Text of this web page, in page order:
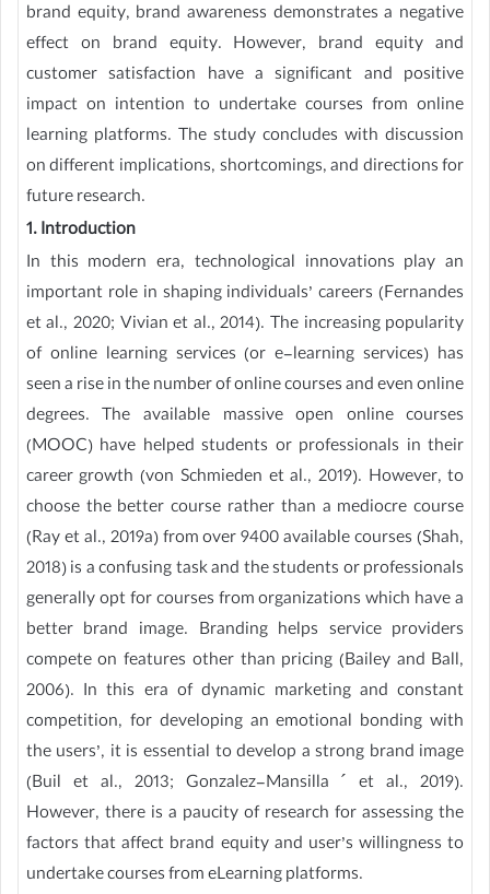
brand equity, brand awareness demonstrates a negative
effect on brand equity. However, brand equity and
customer satisfaction have a significant and positive
impact on intention to undertake courses from online
learning platforms. The study concludes with discussion
on different implications, shortcomings, and directions for
future research.
1. Introduction
In this modern era, technological innovations play an
important role in shaping individuals’ careers (Fernandes
et al., 2020; Vivian et al., 2014). The increasing popularity
of online learning services (or e-learning services) has
seen a rise in the number of online courses and even online
degrees. The available massive open online courses
(MOOC) have helped students or professionals in their
career growth (von Schmieden et al., 2019). However, to
choose the better course rather than a mediocre course
(Ray et al., 2019a) from over 9400 available courses (Shah,
2018) is a confusing task and the students or professionals
generally opt for courses from organizations which have a
better brand image. Branding helps service providers
compete on features other than pricing (Bailey and Ball,
2006). In this era of dynamic marketing and constant
competition, for developing an emotional bonding with
the users’, it is essential to develop a strong brand image
(Buil et al., 2013; Gonzalez-Mansilla ´ et al., 2019).
However, there is a paucity of research for assessing the
factors that affect brand equity and user’s willingness to
undertake courses from eLearning platforms.